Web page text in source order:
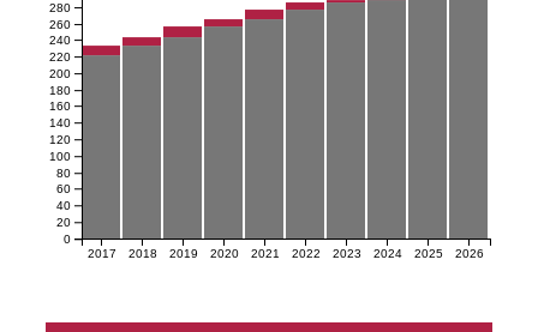
2017 2018 2019 2020 2021 2022 2023 2024 2025 2026
0
20
40
60
80
100
120
140
160
180
200
220
240
260
280